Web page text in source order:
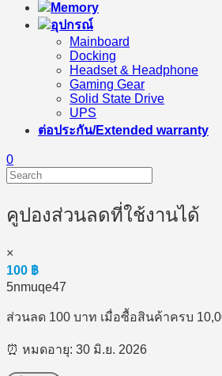
Memory
อุปกรณ์
Mainboard
Docking
Headset & Headphone
Gaming Gear
Solid State Drive
UPS
ต่อประกัน/Extended warranty
0
คูปองส่วนลดที่ใช้งานได้
×
100 ฿
5nmuqe47
ส่วนลด 100 บาท เมื่อซื้อสินค้าครบ
⏰ หมดอายุ: 30 มิ.ย. 2026